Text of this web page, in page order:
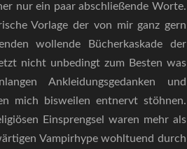
nur ein paar abschließende Worte.
Vorlage der von mir ganz gern
wollende Bücherkaskade der
nicht unbedingt zum Besten was
Ankleidungsgedanken und
mich bisweilen entnervt stöhnen.
Einsprengsel waren mehr als
Vampirhype wohltuend durch